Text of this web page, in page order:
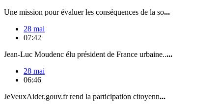
Une mission pour évaluer les conséquences de la so...
28 mai
07:42
Jean-Luc Moudenc élu président de France urbaine.....
28 mai
06:46
JeVeuxAider.gouv.fr rend la participation citoyenn...